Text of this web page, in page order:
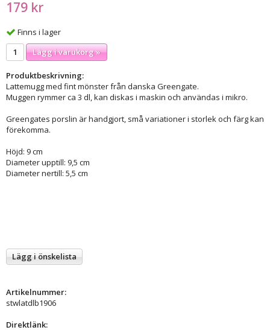
179 kr
Finns i lager
Lägg i varukorg »
Produktbeskrivning:
Lattemugg med fint mönster från danska Greengate.
Muggen rymmer ca 3 dl, kan diskas i maskin och användas i mikro.
Greengates porslin är handgjort, små variationer i storlek och färg kan
förekomma.
Höjd: 9 cm
Diameter upptill: 9,5 cm
Diameter nertill: 5,5 cm
Lägg i önskelista
Artikelnummer:
stwlatdlb1906
Direktlänk: